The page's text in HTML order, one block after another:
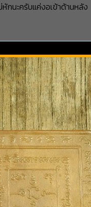
นะครับแค่งอเข้าด้านหลัง